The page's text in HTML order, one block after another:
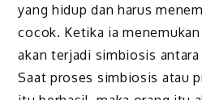
yang hidup dan harus
cocok. Ketika ia
akan terjadi simbiosis
Saat proses simbiosis atau